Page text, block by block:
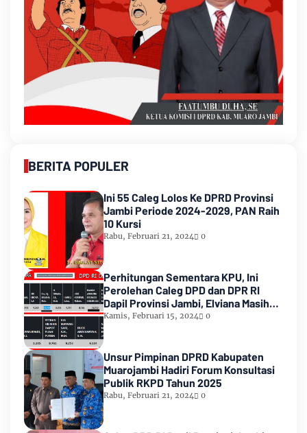
BERITA POPULER
Ini 55 Caleg Lolos Ke DPRD Provinsi
Jambi Periode 2024-2029, PAN Raih
10 Kursi
Rabu, Februari 21, 2024 0
Perhitungan Sementara KPU, Ini
Perolehan Caleg DPD dan DPR RI
Dapil Provinsi Jambi, Elviana Masih
Urutan Kedua Teratas
Kamis, Februari 15, 2024 0
Unsur Pimpinan DPRD Kabupaten
Muarojambi Hadiri Forum Konsultasi
Publik RKPD Tahun 2025
Rabu, Februari 21, 2024 0